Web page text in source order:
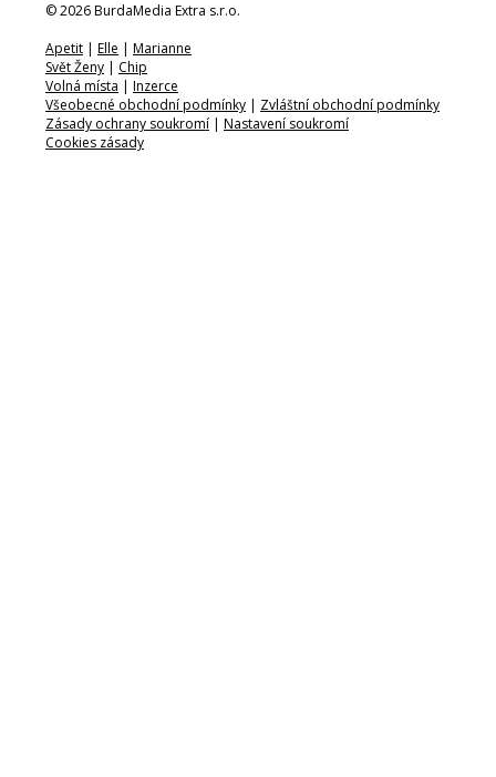
© 2026 BurdaMedia Extra s.r.o.
Apetit | Elle | Marianne
Svět Ženy | Chip
Volná místa | Inzerce
Všeobecné obchodní podmínky | Zvláštní obchodní podmínky
Zásady ochrany soukromí | Nastavení soukromí
Cookies zásady